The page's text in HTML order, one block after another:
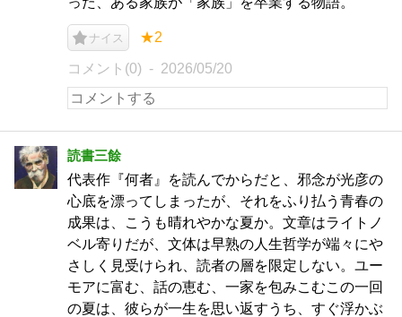
ナイス ★2
コメント(0) 2026/05/20
読書三餘
代表作『何者』を読んでからだと、邪念が光彦の
心底を漂ってしまったが、それをふり払う青春の
成果は、こうも晴れやかな夏か。文章はライトノ
ベル寄りだが、文体は早熟の人生哲学が端々にや
さしく見受けられ、読者の層を限定しない。ユー
モアに富む、話の恵む、一家を包みこむこの一回
の夏は、彼らが一生を思い返すうち、すぐ浮かぶ